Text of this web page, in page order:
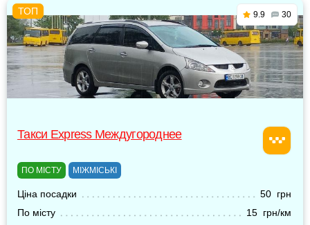
9.9 30
Такси Express Междугороднее
ПО МІСТУ МІЖМІСЬКІ
Ціна посадки
50 грн
По місту
15 грн/км